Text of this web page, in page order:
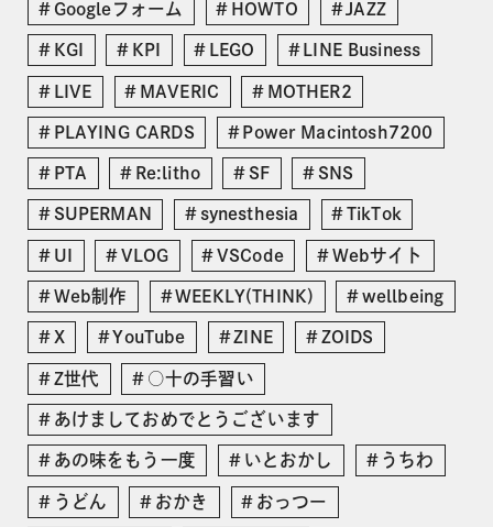
Googleフォーム HOWTO JAZZ
KGI KPI LEGO LINE Business
LIVE MAVERIC MOTHER2
PLAYING CARDS Power Macintosh7200
PTA Re:litho SF SNS
SUPERMAN synesthesia TikTok
UI VLOG VSCode Webサイト
Web制作 WEEKLY(THINK) wellbeing
X YouTube ZINE ZOIDS
Z世代 ○十の手習い
あけましておめでとうございます
あの味をもう一度 いとおかし うちわ
うどん おかき おっつー